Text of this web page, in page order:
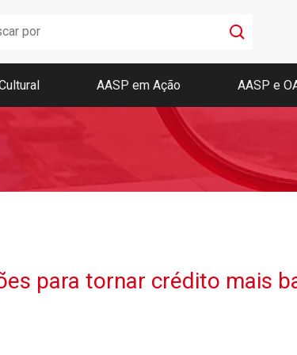
Boletim AASP
Coleção de Códigos de
Revista da AASP
AASP em Ação AASP e
para tornar crédito mais